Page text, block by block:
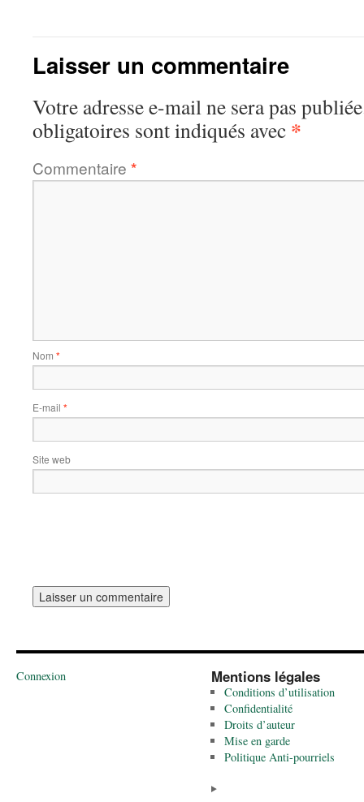
Laisser un commentaire
Votre adresse e-mail ne sera pas
obligatoires sont indiqués avec *
Commentaire *
Nom *
E-mail *
Site web
Connexion Mentions légales
Conditions d’utilisation
Confidentialité
Droits d’auteur
Mise en garde
Politique Anti-pourriels